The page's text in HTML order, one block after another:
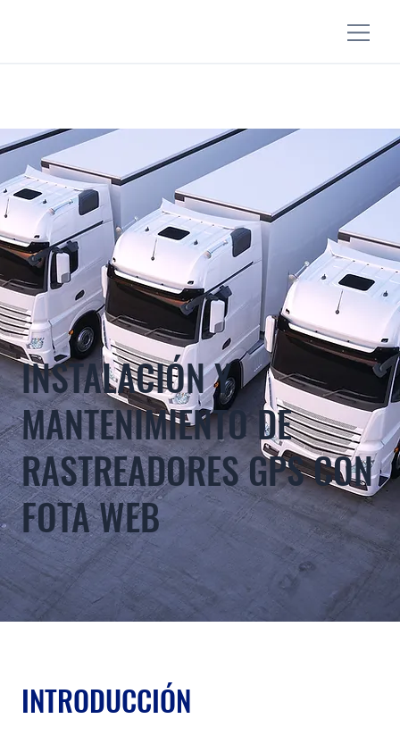
INSTALACIÓN Y
MANTENIMIENTO DE
RASTREADORES GPS CON
FOTA WEB
INTRODUCCIÓN